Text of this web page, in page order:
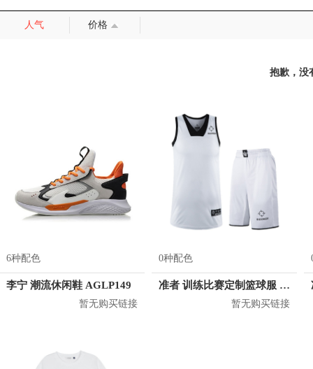
人气 价格
抱歉，没
6种配色
李宁 潮流休闲鞋 AGLP149
暂无购买链接
0种配色
准者 训练比赛定制篮球服 Z17110105
暂无购买链接